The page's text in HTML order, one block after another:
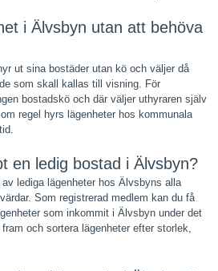
i Älvsbyn utan att behöva
ut sina bostäder utan kö och väljer då
som skall kallas till visning. För
bostadskö och där väljer uthyraren själv
regel hyrs lägenheter hos kommunala
en ledig bostad i Älvsbyn?
lediga lägenheter hos Älvsbyns alla
Som registrerad medlem kan du få
som inkommit i Älvsbyn under det
och sortera lägenheter efter storlek,